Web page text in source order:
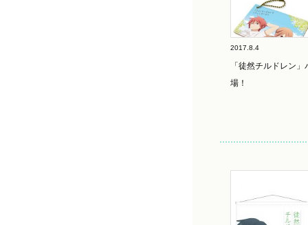
2017.8.4
「徒然チルドレン
場！